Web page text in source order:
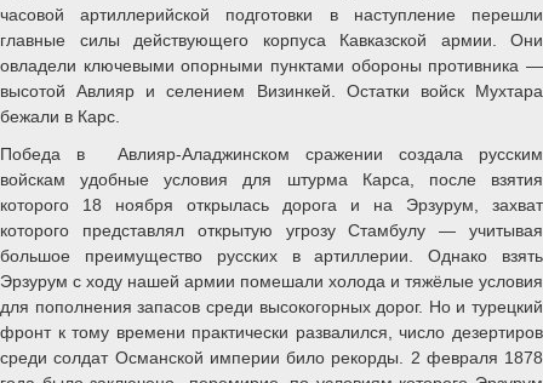
часовой артиллерийской подготовки в наступление перешли
главные силы действующего корпуса Кавказской армии. Они
овладели ключевыми опорными пунктами обороны противника —
высотой Авлияр и селением Визинкей. Остатки войск Мухтара
бежали в Карс.
Победа в Авлияр-Аладжинском сражении создала русским
войскам удобные условия для штурма Карса, после взятия
которого 18 ноября открылась дорога и на Эрзурум, захват
которого представлял открытую угрозу Стамбулу — учитывая
большое преимущество русских в артиллерии. Однако взять
Эрзурум с ходу нашей армии помешали холода и тяжёлые условия
для пополнения запасов среди высокогорных дорог. Но и турецкий
фронт к тому времени практически развалился, число дезертиров
среди солдат Османской империи било рекорды. 2 февраля 1878